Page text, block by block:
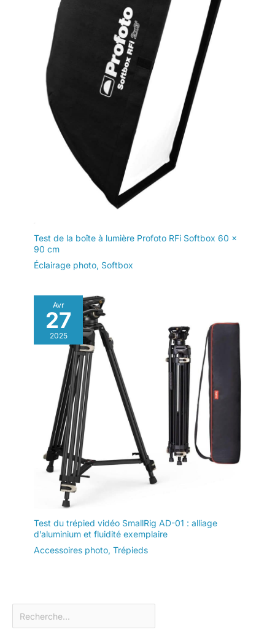
Test de la boîte à lumière Profoto RFi Softbox 60 x
90 cm
Éclairage photo, Softbox
Avr
27
2025
Test du trépied vidéo SmallRig AD-01 : alliage
d’aluminium et fluidité exemplaire
Accessoires photo, Trépieds